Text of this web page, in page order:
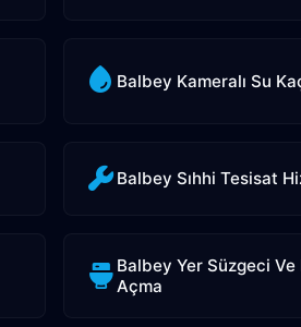
Balbey Kameralı Su
Balbey Sıhhi Tesisat
Balbey Yer Süzgeci Ve
Açma